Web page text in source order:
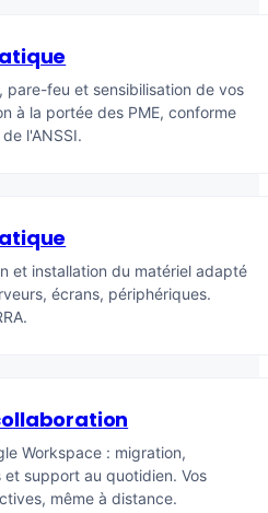
pare-feu et sensibilisation de vos
à la portée des PME, conforme
l'ANSSI.
et installation du matériel adapté
écrans, périphériques.
Workspace : migration,
support au quotidien. Vos
même à distance.